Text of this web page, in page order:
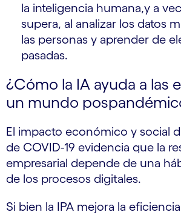
la inteligencia humana,y a
supera, al analizar los datos
las personas y aprender de
pasadas.
¿Cómo la IA ayuda a las
un mundo
El impacto económico y social
de COVID-19 evidencia que la
empresarial depende de una
de los procesos digitales.
Si bien la IPA mejora la